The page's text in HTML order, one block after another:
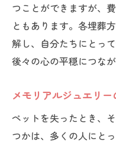
つことができますが、
ともあります。各埋葬
解し、自分たちにとっ
後々の心の平穏につなが
メモリアルジュエリ
ペットを失ったとき、
つかは、多くの人にと